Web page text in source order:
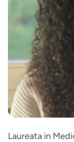
Laureata in